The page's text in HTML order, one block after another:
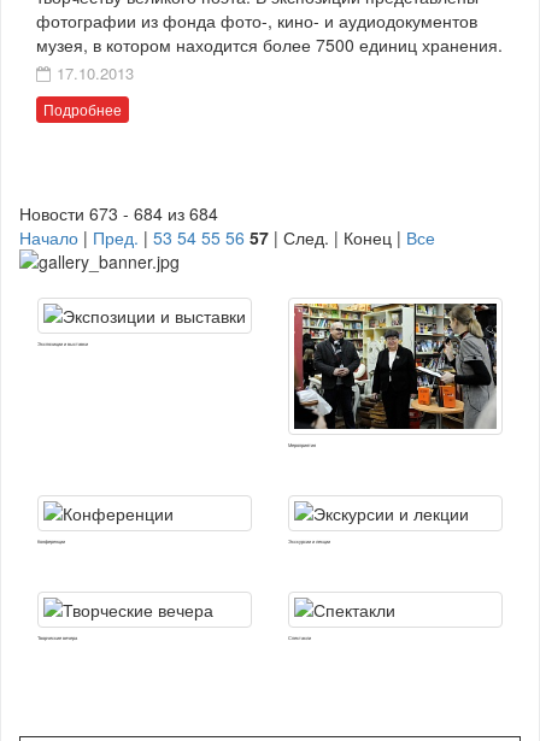
фотографии из фонда фото-, кино- и аудиодокументов
музея, в котором находится более 7500 единиц хранения.
17.10.2013
Подробнее
Новости 673 - 684 из 684
Начало | Пред. | 53 54 55 56 57 | След. | Конец | Все
Экспозиции и выставки
Мероприятия
Конференции Экскурсии и лекции
Творческие вечера Спектакли